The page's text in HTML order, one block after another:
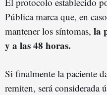
Pública marca que, en
mantener los síntomas, la
y a las 48 horas.
Si finalmente la paciente
remiten, será considerada